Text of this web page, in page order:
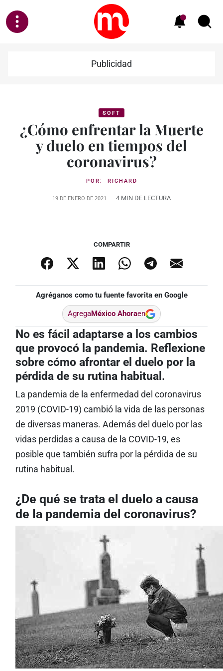
Publicidad
SOFT
¿Cómo enfrentar la Muerte
y duelo en tiempos del
coronavirus?
POR: RICHARD
19 DE ENERO DE 2021 4 MIN DE LECTURA
COMPARTIR
Agréganos como tu fuente favorita en Google
AgregaMéxico Ahoraen
No es fácil adaptarse a los cambios
que provocó la pandemia. Reflexione
sobre cómo afrontar el duelo por la
pérdida de su rutina habitual.
La pandemia de la enfermedad del coronavirus
2019 (COVID-19) cambió la vida de las personas
de diversas maneras. Además del duelo por las
vidas perdidas a causa de la COVID-19, es
posible que también sufra por la pérdida de su
rutina habitual.
¿De qué se trata el duelo a causa
de la pandemia del coronavirus?